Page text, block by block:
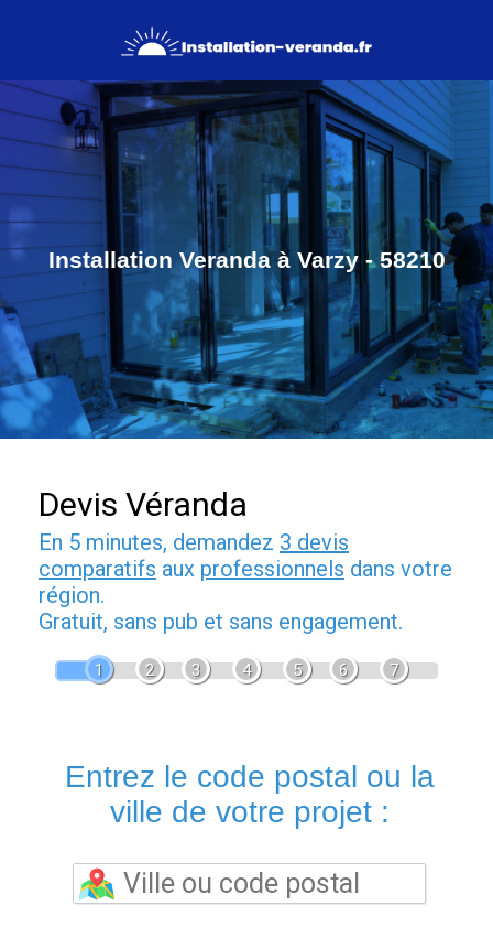
Installation Veranda à Varzy - 58210
Devis Véranda
En 5 minutes, demandez 3 devis
comparatifs aux professionnels dans votre
région.
Gratuit, sans pub et sans engagement.
1 2 3 4 5 6 7
Entrez le code postal ou la
ville de votre projet :